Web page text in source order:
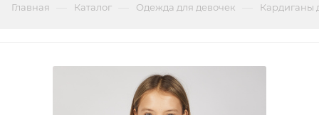
Главная Каталог Одежда для девочек Кардиганы